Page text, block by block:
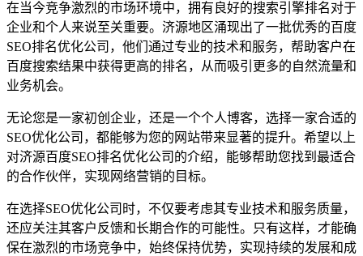
在当今竞争激烈的市场环境中，拥有良好的搜索引擎排名对于
企业和个人来说至关重要。济源地区涌现出了一批优秀的百度
SEO排名优化公司，他们通过专业的技术和服务，帮助客户在
百度搜索结果中获得更高的排名，从而吸引更多的自然流量和
业务机会。
无论您是一家初创企业，还是一个个人博客，选择一家合适的
SEO优化公司，都能够为您的网站带来显著的提升。希望以上
对济源百度SEO排名优化公司的介绍，能够帮助您找到最适合
的合作伙伴，实现网络营销的目标。
在选择SEO优化公司时，不仅要考虑其专业技术和服务质量，
还应关注其客户反馈和长期合作的可能性。只有这样，才能确
保在激烈的市场竞争中，始终保持优势，实现持续的发展和成